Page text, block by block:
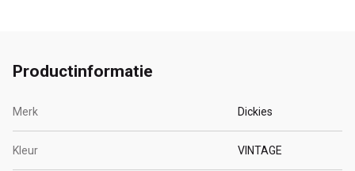
Productinformatie
Merk Dickies
Kleur VINTAGE